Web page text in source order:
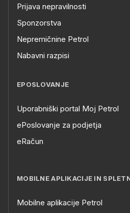
Prijava nepravilnosti
Sponzorstva
Nepremičnine Petrol
Nabavni razpisi
EPOSLOVANJE
Uporabniški portal Moj Petrol
ePoslovanje za podjetja
eRačun
MOBILNE APLIKACIJE IN
Mobilne aplikacije Petrol